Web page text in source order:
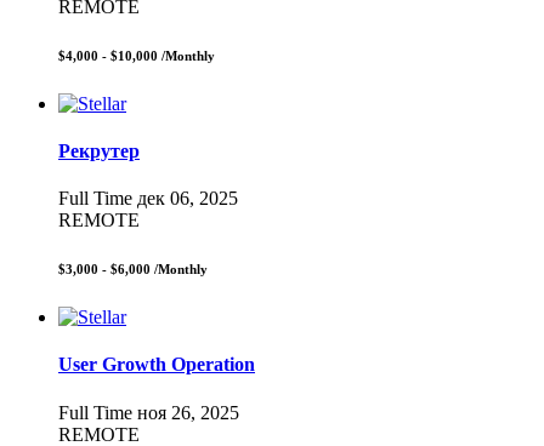
REMOTE
$4,000 - $10,000 /Monthly
Рекрутер
Full Time дек 06, 2025
REMOTE
$3,000 - $6,000 /Monthly
User Growth Operation
Full Time ноя 26, 2025
REMOTE